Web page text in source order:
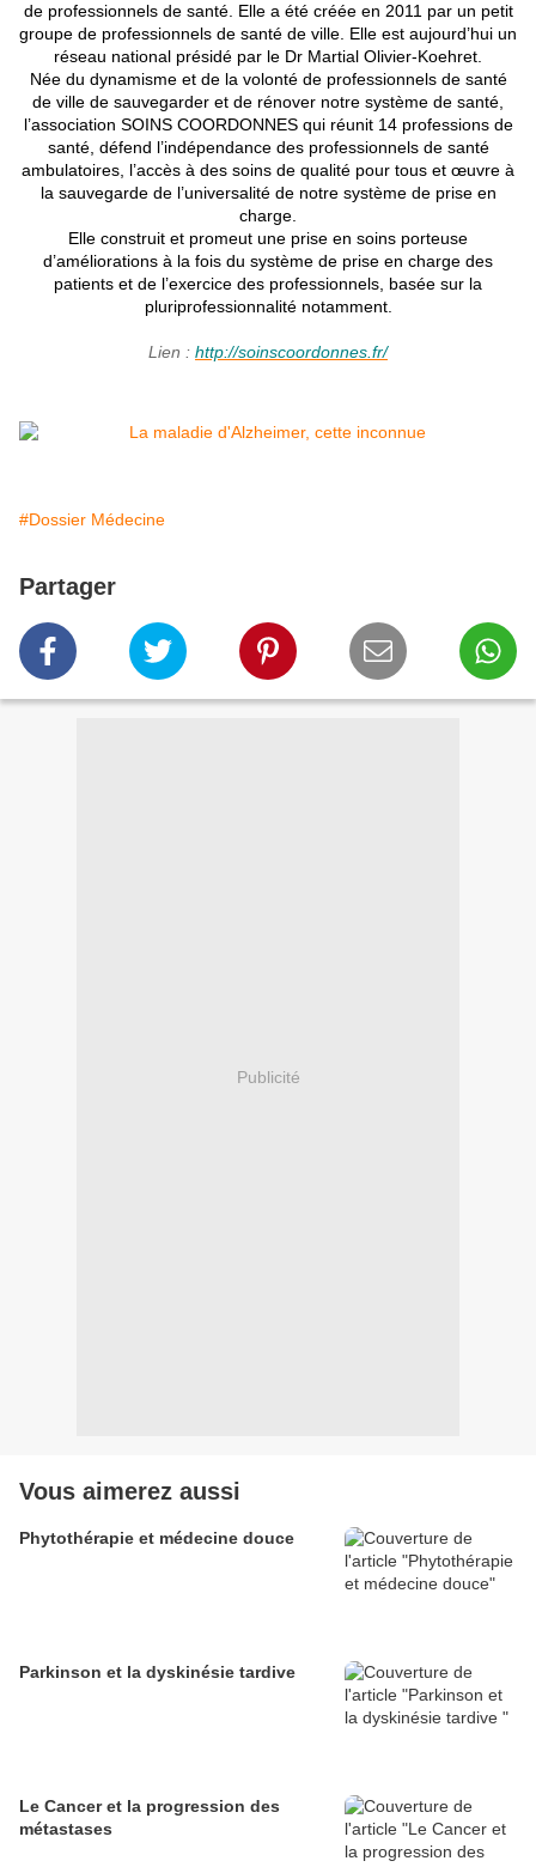
de professionnels de santé. Elle a été créée en 2011 par un petit
groupe de professionnels de santé de ville. Elle est aujourd’hui un
réseau national présidé par le Dr Martial Olivier-Koehret.
Née du dynamisme et de la volonté de professionnels de santé
de ville de sauvegarder et de rénover notre système de santé,
l’association SOINS COORDONNES qui réunit 14 professions de
santé, défend l’indépendance des professionnels de santé
ambulatoires, l’accès à des soins de qualité pour tous et œuvre à
la sauvegarde de l’universalité de notre système de prise en
charge.
Elle construit et promeut une prise en soins porteuse
d’améliorations à la fois du système de prise en charge des
patients et de l’exercice des professionnels, basée sur la
pluriprofessionnalité notamment.
Lien : http://soinscoordonnes.fr/
#Dossier Médecine
Partager
Publicité
Vous aimerez aussi
Phytothérapie et médecine douce
Parkinson et la dyskinésie tardive
Le Cancer et la progression des
métastases